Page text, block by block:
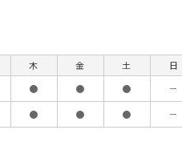
木 金 土 日
● ● ● －
● ● ● －